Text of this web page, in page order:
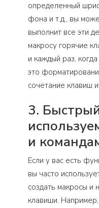
определенный
фона и т.д., вы
выполнит все эти
макросу горячие
и каждый раз,
это
сочетание клавиш
3.
и
Если у вас есть
вы часто
создать макросы и
клавиши.